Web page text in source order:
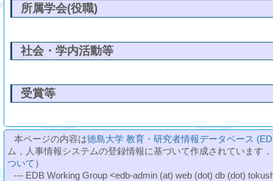
所属学会(役職)
社会・学内活動等
受賞等
本ページの内容は徳島大学 教育・研究者情報データベース
ム，人事情報システムの登録情報に基づいて作成されています
ついて ）
--- EDB Working Group <edb-admin (at) web (dot) db (dot)